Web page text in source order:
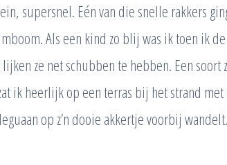
supersnel. Eén van die snelle rakkers
Als een kind zo blij was ik toen ik
ze net schubben te hebben. Een
ik heerlijk op een terras bij het strand
op z’n dooie akkertje voorbij